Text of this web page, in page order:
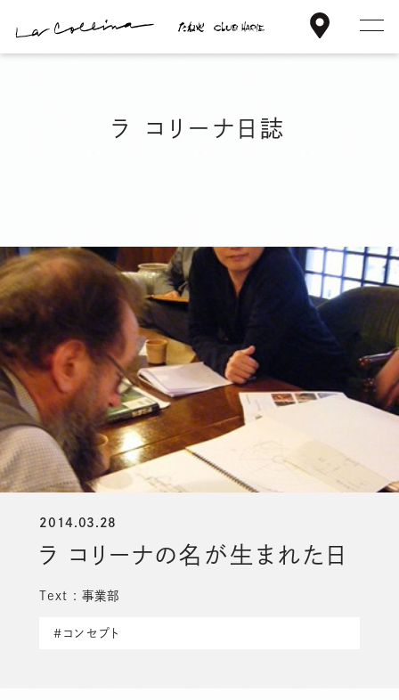
本
メ
ニ
ラ コリーナの想い
ショップ情報
混雑状況
ご利用案内・アクセス
お知らせ
よくある質問
オンラインショップ
ラ コリーナ日誌
ラ コリーナの名が生まれた日
2014.03.28
Text : 事業部
#コンセプト